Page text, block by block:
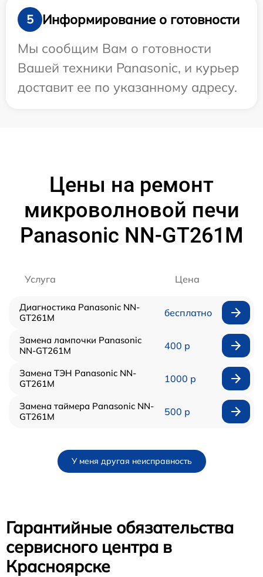
5
Информирование о готовности
Мы сообщим Вам о готовности
Вашей техники Panasonic, и курьер
доставит ее по указанному адресу.
Цены на ремонт
микроволновой печи
Panasonic NN-GT261M
Услуга Цена
Диагностика Panasonic NN-
GT261M
бесплатно
Замена лампочки Panasonic
NN-GT261M
400 р
Замена ТЭН Panasonic NN-
GT261M
1000 р
Замена таймера Panasonic NN-
GT261M
500 р
У меня другая неисправность
Гарантийные обязательства
сервисного центра в
Красноярске